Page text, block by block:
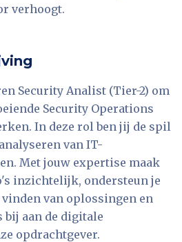
verhoogt.
Security Analist (Tier-2) om
Security Operations
In deze rol ben jij de spil
van IT-
Met jouw expertise maak
inzichtelijk, ondersteun je
van oplossingen en
bij aan de digitale
opdrachtgever.